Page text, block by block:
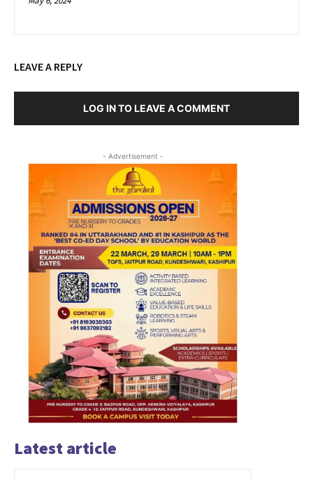
LEAVE A REPLY
LOG IN TO LEAVE A COMMENT
- Advertisement -
Latest article